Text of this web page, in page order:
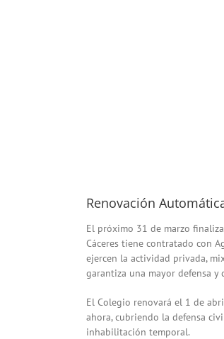
Renovación
El próximo 31 de marzo
Cáceres tiene contratado con
ejercen la actividad privada,
garantiza una mayor defensa y
El Colegio renovará el 1 de
ahora, cubriendo la defensa
inhabilitación temporal.